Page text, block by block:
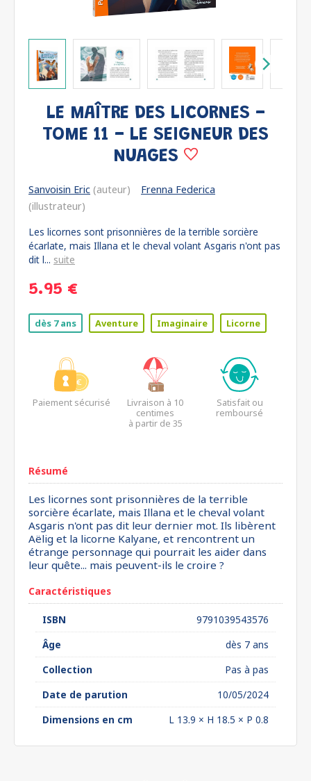
LE MAÎTRE DES LICORNES -
TOME 11 - LE SEIGNEUR DES
NUAGES
Sanvoisin Eric (auteur)
Frenna Federica
(illustrateur)
Les licornes sont prisonnières de la terrible sorcière
écarlate, mais Illana et le cheval volant Asgaris n'ont pas
dit l... suite
5.95 €
dès 7 ans Aventure Imaginaire Licorne
Paiement sécurisé
Livraison à 10
centimes
à partir de 35
Satisfait ou
remboursé
Résumé
Les licornes sont prisonnières de la terrible
sorcière écarlate, mais Illana et le cheval volant
Asgaris n'ont pas dit leur dernier mot. Ils libèrent
Aëlig et la licorne Kalyane, et rencontrent un
étrange personnage qui pourrait les aider dans
leur quête... mais peuvent-ils le croire ?
Caractéristiques
ISBN
9791039543576
Âge
dès 7 ans
Collection
Pas à pas
Date de parution
10/05/2024
Dimensions en cm
L 13.9 × H 18.5 × P 0.8